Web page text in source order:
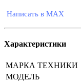
Написать в MAX
Характеристики
МАРКА ТЕХНИКИ
МОДЕЛЬ